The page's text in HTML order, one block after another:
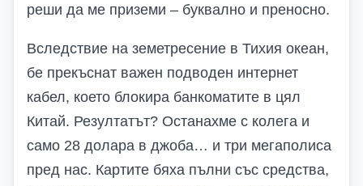
реши да ме приземи – буквално и преносно.
Вследствие на земетресение в Тихия океан,
бе прекъснат важен подводен интернет
кабел, което блокира банкоматите в цял
Китай. Резултатът? Останахме с колега и
само 28 долара в джоба… и три мегаполиса
пред нас. Картите бяха пълни със средства,